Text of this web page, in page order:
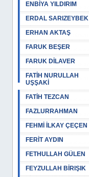
ENBİYA YILDIRIM
ERDAL SARIZEYBEK
ERHAN AKTAŞ
FARUK BEŞER
FARUK DİLAVER
FATİH NURULLAH
UŞŞAKİ
FATİH TEZCAN
FAZLURRAHMAN
FEHMİ İLKAY ÇEÇEN
FERİT AYDIN
FETHULLAH GÜLEN
FEYZULLAH BİRIŞIK